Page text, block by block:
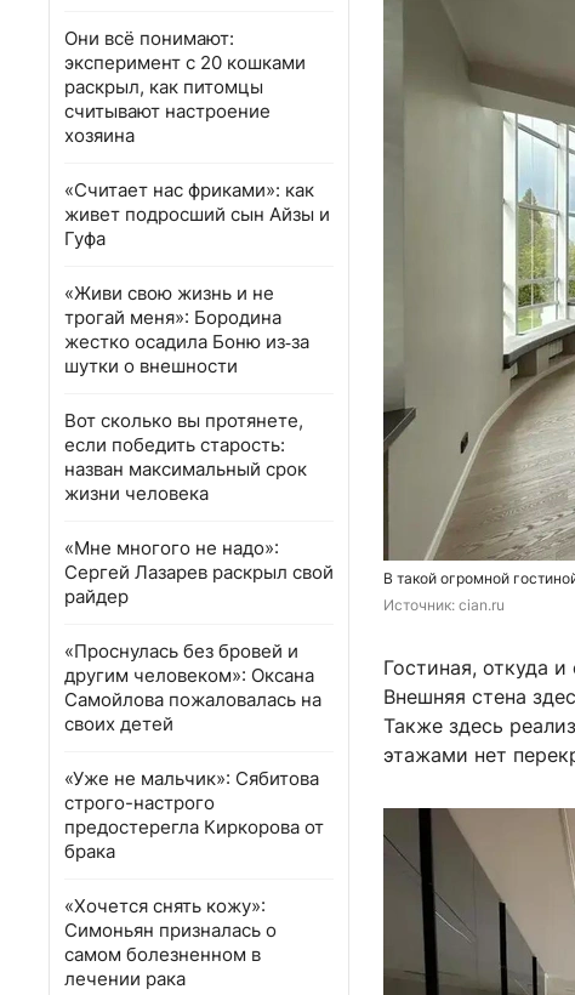
Они всё понимают:
эксперимент с 20 кошками
раскрыл, как питомцы
считывают настроение
хозяина
«Считает нас фриками»: как
живет подросший сын Айзы и
Гуфа
«Живи свою жизнь и не
трогай меня»: Бородина
жестко осадила Боню из‑за
шутки о внешности
Вот сколько вы протянете,
если победить старость:
назван максимальный срок
жизни человека
«Мне многого не надо»:
Сергей Лазарев раскрыл свой
райдер
«Проснулась без бровей и
другим человеком»: Оксана
Самойлова пожаловалась на
своих детей
«Уже не мальчик»: Сябитова
строго-настрого
предостерегла Киркорова от
брака
«Хочется снять кожу»:
Симоньян призналась о
самом болезненном в
лечении рака
В такой огромной
Источник: cian.ru
Гостиная, откуда
Внешняя стена
Также здесь
этажами нет